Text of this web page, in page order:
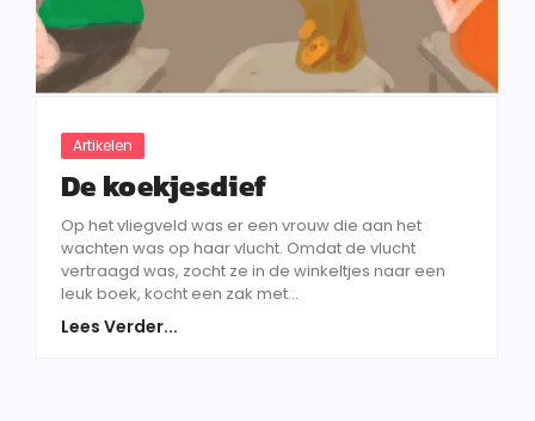
Artikelen
De koekjesdief
Op het vliegveld was er een vrouw die aan het
wachten was op haar vlucht. Omdat de vlucht
vertraagd was, zocht ze in de winkeltjes naar een
leuk boek, kocht een zak met...
Lees Verder...